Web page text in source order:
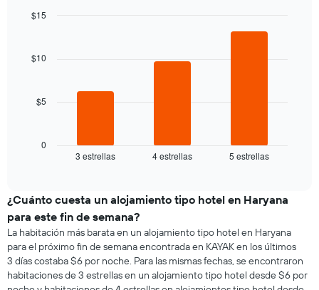
precio
una
de
El
gráfico
eje
indica
la
semana.
El
gráfico
muestra
1
eje
with
muestra
de
habitación
para
esta
noche,
calculado
3 estrellas 4 estrellas 5 estrellas
0
$5
$10
$15
¿Cuánto cuesta un alojamiento tipo hotel en Haryana
para este fin de semana?
La habitación más barata en un alojamiento tipo hotel en Haryana
para el próximo fin de semana encontrada en KAYAK en los últimos
3 días costaba $6 por noche. Para las mismas fechas, se encontraron
habitaciones de 3 estrellas en un alojamiento tipo hotel desde $6 por